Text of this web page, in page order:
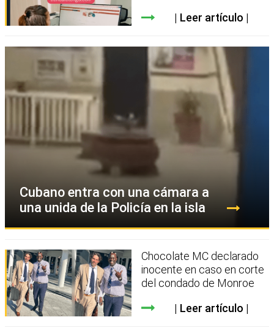
Leer artículo
Cubano entra con una cámara a
una unida de la Policía en la isla
Chocolate MC declarado
inocente en caso en corte
del condado de Monroe
Leer artículo